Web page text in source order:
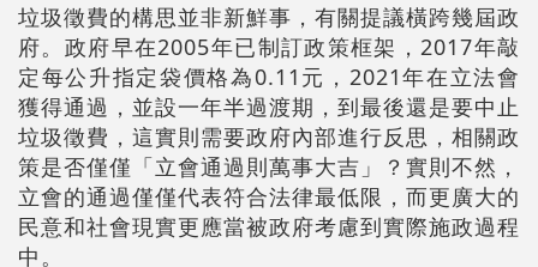
垃圾徵費的構思並非新鮮事，有關提議橫跨幾屆政
府。政府早在2005年已制訂政策框架，2017年敲
定每公升指定袋價格為0.11元，2021年在立法會
獲得通過，並設一年半過渡期，到最後還是要中止
垃圾徵費，這實則需要政府內部進行反思，相關政
策是否僅僅「立會通過則萬事大吉」？實則不然，
立會的通過僅僅代表符合法律最低限，而更廣大的
民意和社會現實更應當被政府考慮到實際施政過程
中。